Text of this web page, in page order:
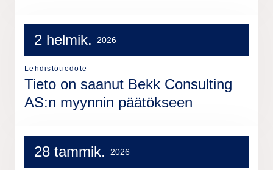
2 helmik. 2026
Lehdistötiedote
Tieto on saanut Bekk Consulting
AS:n myynnin päätökseen
28 tammik. 2026